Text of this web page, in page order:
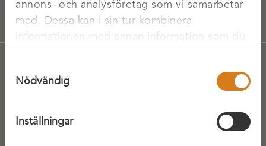
annons- och analysföretag som vi samarbetar
med. Dessa kan i sin tur kombinera
informationen med annan information som du
har tillhandahållit eller som de har samlat in
Nödvändig
Inställningar